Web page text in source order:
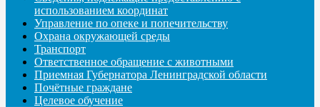
использованием координат
Управление по опеке и попечительству
Охрана окружающей среды
Транспорт
Ответственное обращение с животными
Приемная Губернатора Ленинградской области
Почётные граждане
Целевое обучение